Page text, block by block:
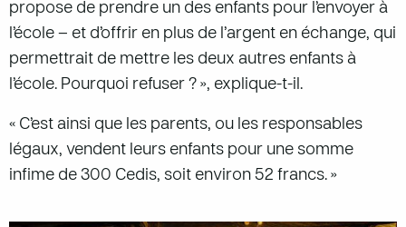
propose de prendre un des enfants pour l’envoyer à
l’école – et d’offrir en plus de l’argent en échange, qui
permettrait de mettre les deux autres enfants à
l’école. Pourquoi refuser ? », explique-t-il.
« C’est ainsi que les parents, ou les responsables
légaux, vendent leurs enfants pour une somme
infime de 300 Cedis, soit environ 52 francs. »